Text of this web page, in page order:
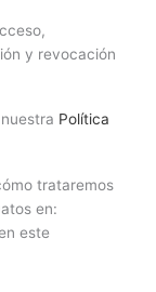
y revocación
Política
trataremos
en:
este